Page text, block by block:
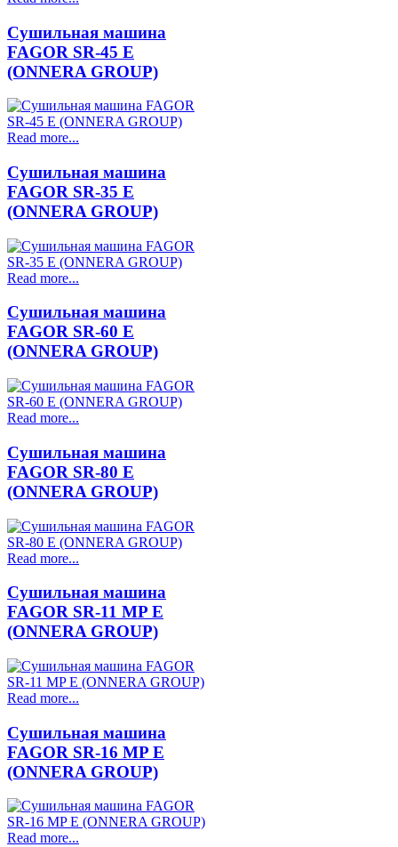
Сушильная машина
FAGOR SR-45 E
(ONNERA GROUP)
Read more...
Сушильная машина
FAGOR SR-35 E
(ONNERA GROUP)
Read more...
Сушильная машина
FAGOR SR-60 E
(ONNERA GROUP)
Read more...
Сушильная машина
FAGOR SR-80 E
(ONNERA GROUP)
Read more...
Сушильная машина
FAGOR SR-11 MP E
(ONNERA GROUP)
Read more...
Сушильная машина
FAGOR SR-16 MP E
(ONNERA GROUP)
Read more...